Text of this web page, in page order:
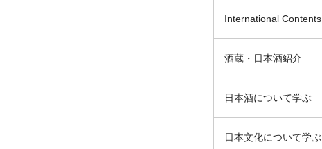
International Contents
酒蔵・日本酒紹介
日本酒について学ぶ
日本文化について学ぶ